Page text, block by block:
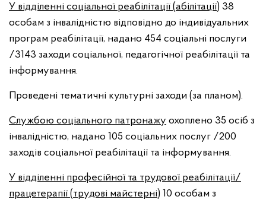
У відділенні соціальної реабілітації (абілітації) 38
особам з інвалідністю відповідно до індивідуальних
програм реабілітації, надано 454 соціальні послуги
/3143 заходи соціальної, педагогічної реабілітації та
інформування.
Проведені тематичні культурні заходи (за планом).
Службою соціального патронажу охоплено 35 осіб з
інвалідністю, надано 105 соціальних послуг /200
заходів соціальної реабілітації та інформування.
У відділенні професійної та трудової реабілітації/
працетерапії (трудові майстерні) 10 особам з